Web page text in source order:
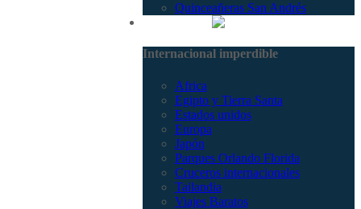
Quinceañeras San Andrés
Internacional imperdible
Africa
Egipto y Tierra Santa
Estados unidos
Europa
Japón
Parques Orlando Florida
Cruceros internacionales
Tailandia
Viajes Baratos